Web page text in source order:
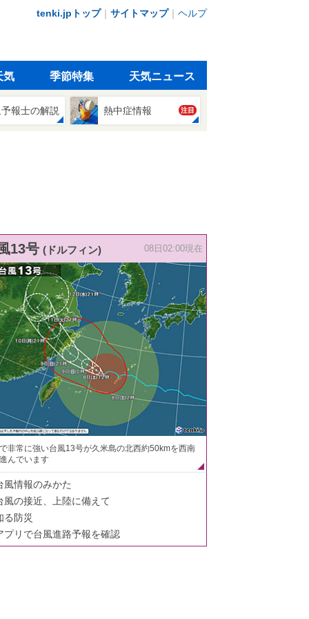
tenki.jpトップ｜ サイトマップ｜ ヘルプ
気 季節特集 天気ニュース
報士の解説 熱中症情報 注目
13号 (ドルフィン) 08日02:00現在
非常に強い台風13号が久米島の北西約50kmを西南
んでいます
風情報のみかた
風の接近、上陸に備えて
る防災
プリで台風進路予報を確認